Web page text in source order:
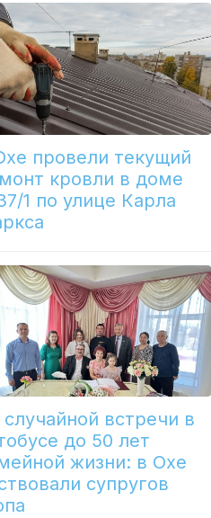
провели текущий
кровли в доме
1 по улице Карла
встречи в
до 50 лет
жизни: в Охе
супругов